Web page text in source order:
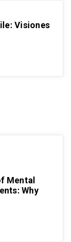
Visiones
Mental
Why